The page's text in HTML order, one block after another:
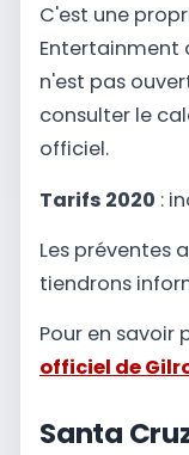
C'est une
Entertainment
n'est pas
consulter le
officiel.
Tarifs 2020 :
Les préventes
tiendrons
Pour en savoir
officiel de
Santa